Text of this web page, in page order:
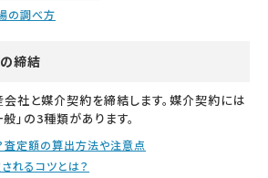
の調べ方
締結
社と媒介契約を締結します。媒介契約には
般」の3種類があります。
査定額の算出方法や注意点
れるコツとは？